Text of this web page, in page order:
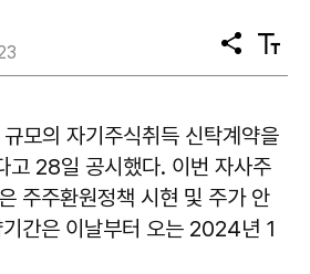
공
유
텍
스
기
모의 자기주식취득 신탁계약을
고 28일 공시했다. 이번 자사주
주주환원정책 시현 및 주가 안
간은 이날부터 오는 2024년 1